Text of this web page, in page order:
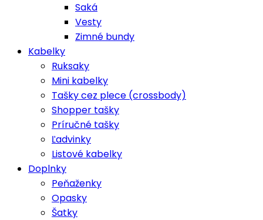
Saká
Vesty
Zimné bundy
Kabelky
Ruksaky
Mini kabelky
Tašky cez plece (crossbody)
Shopper tašky
Príručné tašky
Ľadvinky
Listové kabelky
Doplnky
Peňaženky
Opasky
Šatky